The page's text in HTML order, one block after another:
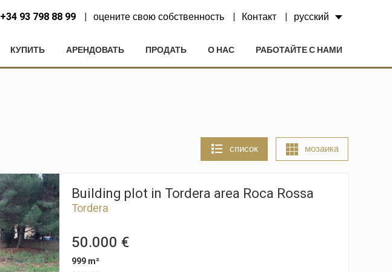
+34 93 798 88 99 оцените свою собственность Контакт русский
КУПИТЬ АРЕНДОВАТЬ ПРОДАТЬ О НАС РАБОТАЙТЕ С НАМИ
список мозаика
Building plot in Tordera area Roca Rossa
Tordera
50.000 €
999 m²